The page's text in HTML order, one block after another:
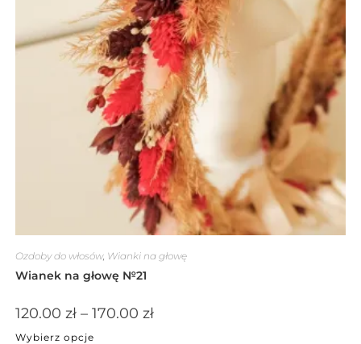
Ozdoby do włosów, Wianki na głowę
Wianek na głowę №21
120.00 zł – 170.00 zł
Wybierz opcje